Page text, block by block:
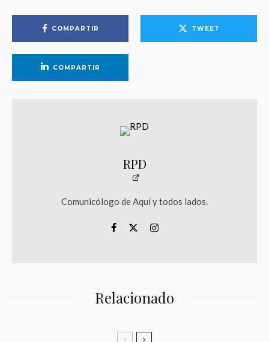
COMPARTIR TWEET
COMPARTIR
RPD
Comunicólogo de Aquí y todos lados.
Relacionado